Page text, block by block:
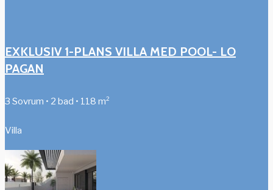
EXKLUSIV 1-PLANS VILLA MED POOL- LO
PAGAN
3 Sovrum • 2 bad • 118 m²
Villa